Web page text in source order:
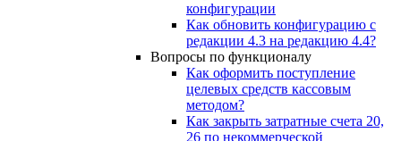
конфигурации
Как обновить конфигурацию с
редакции 4.3 на редакцию 4.4?
Вопросы по функционалу
Как оформить поступление
целевых средств кассовым
методом?
Как закрыть затратные счета 20,
26 по некоммерческой